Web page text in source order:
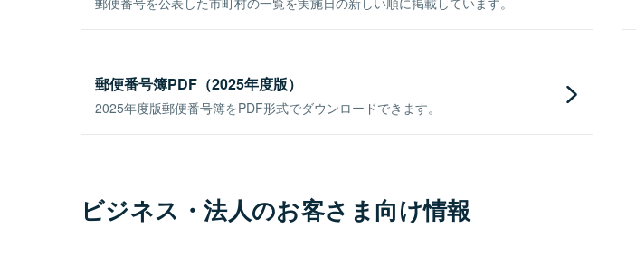
郵便番号簿PDF（2025年度版）
2025年度版郵便番号簿をPDF形式でダウンロードできます。
ビジネス・法人のお客さま向け情報